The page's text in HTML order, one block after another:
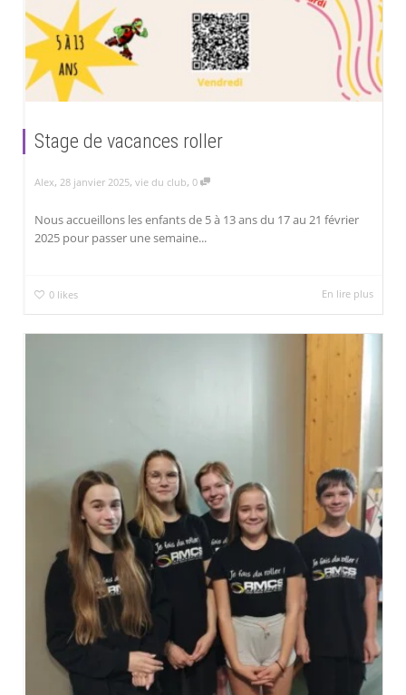
Stage de vacances roller
Alex, 28 janvier 2025, vie du club, 0
Nous accueillons les enfants de 5 à 13 ans du 17 au 21 février
2025 pour passer une semaine...
0 likes En lire plus